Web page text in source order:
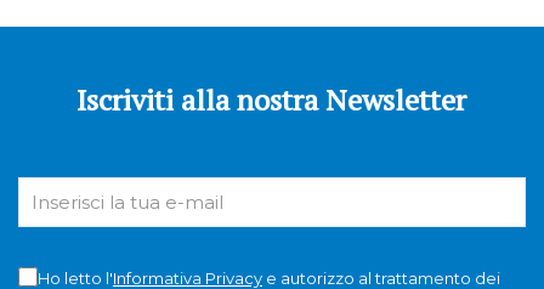
Iscriviti alla nostra Newsletter
Ho letto l'Informativa Privacye autorizzo al trattamento dei